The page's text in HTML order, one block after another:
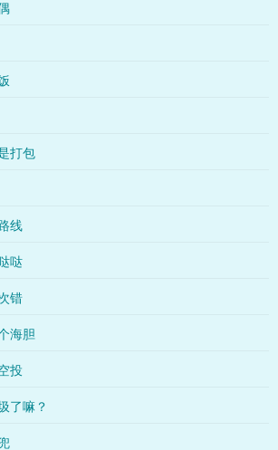
打包
线
哒
错
海胆
投
了嘛？